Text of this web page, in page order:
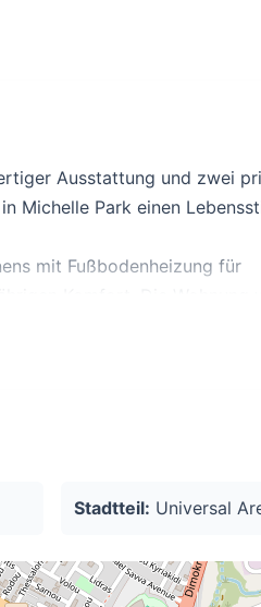
Ausstattung und zwei
Michelle Park einen
mit Fußbodenheizung für
Betriebskosten und
viel natürliches Licht herein,
Stadtteil: Universal